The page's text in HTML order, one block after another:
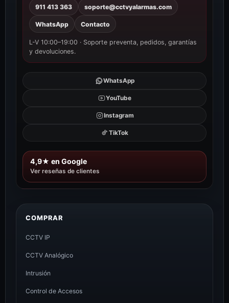
911 413 363 soporte@cctvyalarmas.com
WhatsApp Contacto
L-V 10:00–19:00 · Soporte preventa, pedidos, garantías
y devoluciones.
WhatsApp
YouTube
Instagram
TikTok
4,9★ en Google
Ver reseñas de clientes
COMPRAR
CCTV IP
CCTV Analógico
Intrusión
Control de Accesos